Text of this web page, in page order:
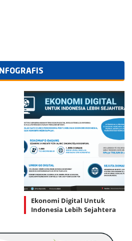
INFOGRAFIS
Ekonomi Digital Untuk
Indonesia Lebih Sejahtera